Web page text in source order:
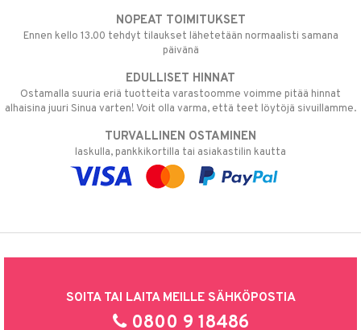
NOPEAT TOIMITUKSET
Ennen kello 13.00 tehdyt tilaukset lähetetään normaalisti samana
päivänä
EDULLISET HINNAT
Ostamalla suuria eriä tuotteita varastoomme voimme pitää hinnat
alhaisina juuri Sinua varten! Voit olla varma, että teet löytöjä sivuillamme.
TURVALLINEN OSTAMINEN
laskulla, pankkikortilla tai asiakastilin kautta
SOITA TAI LAITA MEILLE SÄHKÖPOSTIA
0800 9 18486